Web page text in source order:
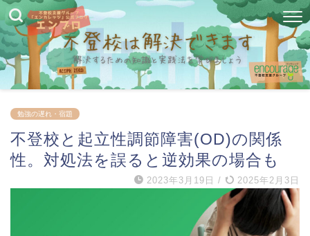
勉強の遅れ・宿題
不登校と起立性調節障害(OD)の関係
性。対処法を誤ると逆効果の場合も
2023年3月19日 / 2025年2月3日